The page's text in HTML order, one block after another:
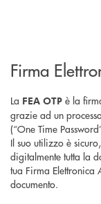
Firma
La FEA OTP è la
grazie ad un
(“One Time
Il suo utilizzo è
digitalmente tutta la
tua Firma Elettronica
documento.